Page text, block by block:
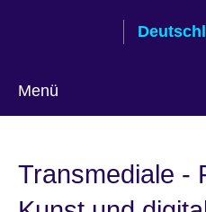
Menü
Transmediale -